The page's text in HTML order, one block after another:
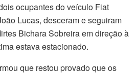
ocupantes do veículo Fiat
Lucas, desceram e seguiram
Bichara Sobreira em direção à
estava estacionado.
que restou provado que os